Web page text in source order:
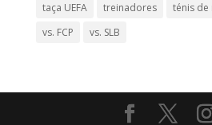
taça UEFA
treinadores ténis de
vs. FCP
vs. SLB